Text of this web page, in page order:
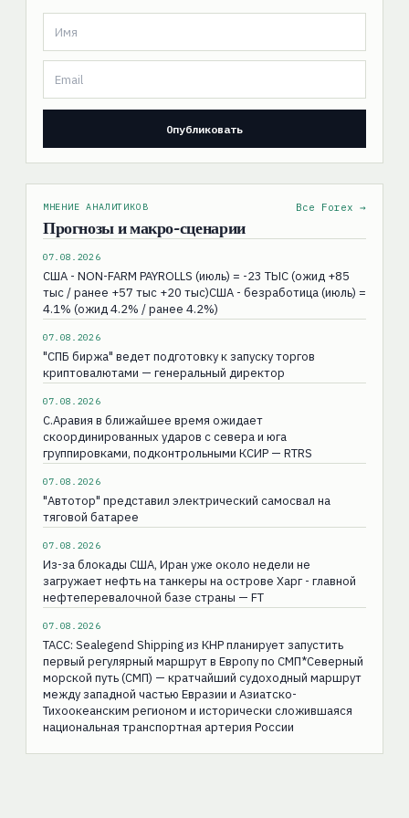
МНЕНИЕ АНАЛИТИКОВ
Прогнозы и макро-сценарии
Все Forex →
07.08.2026
США - NON-FARM PAYROLLS (июль) = -23 ТЫС (ожид +85
тыс / ранее +57 тыс +20 тыс)США - безработица (июль) =
4.1% (ожид 4.2% / ранее 4.2%)
07.08.2026
"СПБ биржа" ведет подготовку к запуску торгов
криптовалютами — генеральный директор
07.08.2026
С.Аравия в ближайшее время ожидает
скоординированных ударов с севера и юга
группировками, подконтрольными КСИР — RTRS
07.08.2026
"Автотор" представил электрический самосвал на
тяговой батарее
07.08.2026
Из-за блокады США, Иран уже около недели не
загружает нефть на танкеры на острове Харг - главной
нефтеперевалочной базе страны — FT
07.08.2026
ТАСС: Sealegend Shipping из КНР планирует запустить
первый регулярный маршрут в Европу по СМП*Северный
морской путь (СМП) — кратчайший судоходный маршрут
между западной частью Евразии и Азиатско-
Тихоокеанским регионом и исторически сложившаяся
национальная транспортная артерия России